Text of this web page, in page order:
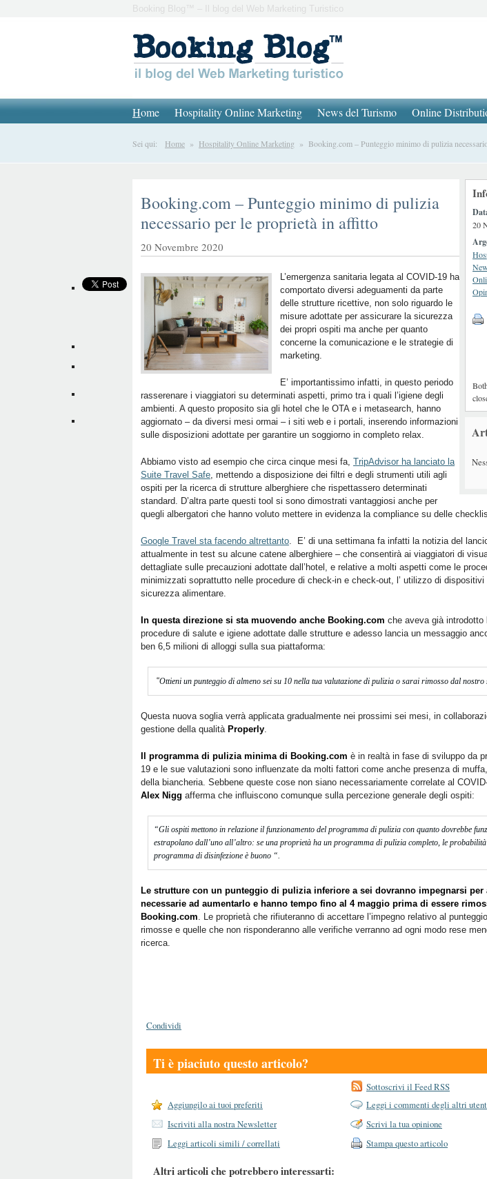
Booking Blog™ – Il blog del Web Marketing Turistico
Home Hospitality Online Marketing News del Turismo Online
Sei qui: Home » Hospitality Online Marketing » Booking.com – Punteggio minimo di pulizia
20
Booking.com – Punteggio minimo di pulizia
necessario per le proprietà in affitto
20 Novembre 2020
L’emergenza sanitaria legata al COVID-19 ha
comportato diversi adeguamenti da parte
delle strutture ricettive, non solo riguardo le
misure adottate per assicurare la sicurezza
dei propri ospiti ma anche per quanto
concerne la comunicazione e le strategie di
marketing.
E’ importantissimo infatti, in questo periodo
rasserenare i viaggiatori su determinati aspetti, primo tra i quali l’igiene degli
ambienti. A questo proposito sia gli hotel che le OTA e i metasearch, hanno
aggiornato – da diversi mesi ormai – i siti web e i portali, inserendo informazioni
sulle disposizioni adottate per garantire un soggiorno in completo relax.
Abbiamo visto ad esempio che circa cinque mesi fa, TripAdvisor ha lanciato la
Suite Travel Safe, mettendo a disposizione dei filtri e degli strumenti utili agli
ospiti per la ricerca di strutture alberghiere che rispettassero determinati
standard. D’altra parte questi tool si sono dimostrati vantaggiosi anche per
quegli albergatori che hanno voluto mettere in evidenza la compliance su delle
Google Travel sta facendo altrettanto. E’ di una settimana fa infatti la notizia del
attualmente in test su alcune catene alberghiere – che consentirà ai viaggiatori di
dettagliate sulle precauzioni adottate dall’hotel, e relative a molti aspetti come le
minimizzati soprattutto nelle procedure di check-in e check-out, l’ utilizzo di
sicurezza alimentare.
In questa direzione si sta muovendo anche Booking.com che aveva già
procedure di salute e igiene adottate dalle strutture e adesso lancia un messaggio
ben 6,5 milioni di alloggi sulla sua piattaforma:
“Ottieni un punteggio di almeno sei su 10 nella tua valutazione di pulizia o sarai rimosso dal nostro
Questa nuova soglia verrà applicata gradualmente nei prossimi sei mesi, in
gestione della qualità Properly.
Il programma di pulizia minima di Booking.com è in realtà in fase di sviluppo da
19 e le sue valutazioni sono influenzate da molti fattori come anche presenza di
della biancheria. Sebbene queste cose non siano necessariamente correlate al
Alex Nigg afferma che influiscono comunque sulla percezione generale degli ospiti:
“Gli ospiti mettono in relazione il funzionamento del programma di pulizia con quanto dovrebbe
estrapolano dall’uno all’altro: se una proprietà ha un programma di pulizia completo, le
programma di disinfezione è buono “.
Le strutture con un punteggio di pulizia inferiore a sei dovranno impegnarsi
necessarie ad aumentarlo e hanno tempo fino al 4 maggio prima di essere
Booking.com. Le proprietà che rifiuteranno di accettare l’impegno relativo al
rimosse e quelle che non risponderanno alle verifiche verranno ad ogni modo rese
ricerca.
Condividi
Ti è piaciuto questo articolo?
Sottoscrivi il Feed RSS
Aggiungilo ai tuoi preferiti
Leggi i commenti degli altri
Iscriviti alla nostra Newsletter
Scrivi la tua opinione
Leggi articoli simili / correllati
Stampa questo articolo
Altri articoli che potrebbero interessarti: